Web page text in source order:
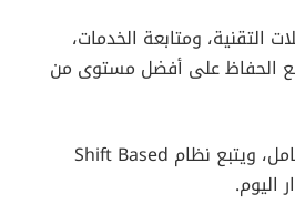
التقنية، ومتابعة الخدمات،
الحفاظ على أفضل مستوى من
يُعد هذا العمل بدوام كامل، ويتبع نظام Shift Based
اليوم.